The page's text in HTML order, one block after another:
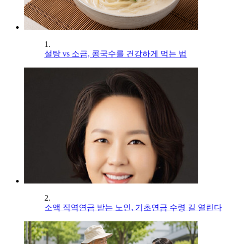
1.
설탕 vs 소금, 콩국수를 건강하게 먹는 법
2.
소액 직역연금 받는 노인, 기초연금 수령 길 열린다